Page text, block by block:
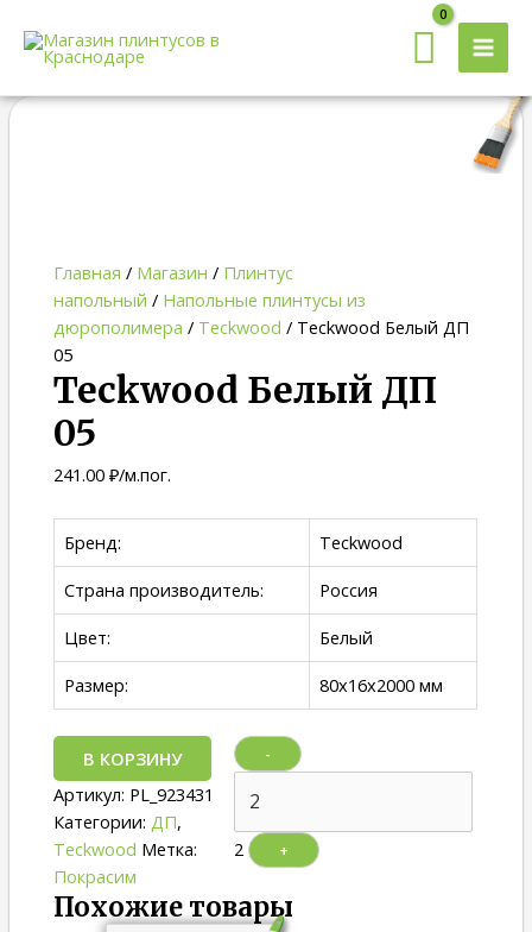
Главная / Магазин / Плинтус
напольный / Напольные плинтусы из
дюрополимера / Teckwood / Teckwood Белый ДП
05
Teckwood Белый ДП
05
241.00₽/м.пог.
Бренд:
Teckwood
Страна производитель:
Россия
Цвет:
Белый
Размер:
80х16х2000 мм
Quantity
-
2 +
В КОРЗИНУ
Артикул: PL_923431
Категории: ДП,
Teckwood Метка:
Покрасим
Похожие товары